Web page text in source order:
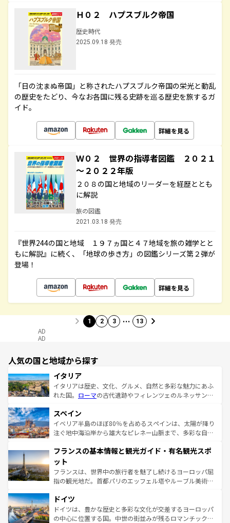
Ｈ０２ ハプスブルク帝国
歴史時代
2025.09.18 発売
「日の沈まぬ帝国」と称されたハプスブルク帝国の栄光と動乱
の歴史をたどり、今なお各国に残る史跡を巡る歴史を旅するガ
イド。
詳細を見る
Ｗ０２ 世界の指導者図鑑 ２０２１
～２０２２年版
２０８の国と地域のリーダーを経歴ととも
に解説
旅の図鑑
2021.03.18 発売
『世界244の国と地域 １９７ヵ国と４７地域を旅の雑学とと
もに解説』に続く、「地球の歩き方」の図鑑シリーズ第２弾が
登場！
詳細を見る
1 2 3 … 13
AD
AD
人気の国と地域から探す
イタリア
イタリアは歴史、文化、グルメ、自然と多彩な魅力にあふ
れた国。 ローマの古代遺跡やフィレンツェのルネッサンス
ろん、トスカーナの美しい田園風景やアマルフィ海岸の絶
景など、自然景観も見逃せない。観光の合間には、本場の
ピザやパスタなど、絶品のイタリア料理を堪能することも
ませてくれるイタリアで、忘れられない旅をしてみよう！
なお、新着のイタリア情報は
しい。
スペイン
イベリア半島のほぼ80％を占めるスペインは、太陽が降り
注ぐ地中海沿岸から雄大なピレネー山脈まで、多彩な自然
文化が根付くこの国では、情熱的なフラメンコ、熱気あふ
れる闘牛、そして美味しいタパスが生活の一部となってい
る。首都マドリードの洗練された雰囲気や、バルセロナの
アートに溢れた街角から、地方では古代ローマ遺跡や中世
せる。地方によって風土や気候が異なるスペインはその個
性で訪れる人を魅了する。 なお、新着のスペイン情報は コ
ンテンツ一覧を参照してほしい。
フランスの基本情報と観光ガイド・有名観光スポ
ット
フランスは、世界中の旅行者を魅了し続けるヨーロッパ屈
指の観光地だ。首都パリのエッフェル塔やルーブル美術館
で、幅広い魅力が詰まっている。華麗な宮殿、歴史的な大
聖堂、美しいビーチ、そして豊かな自然が、訪れる者を心
から魅了する。また、フランスは美食の国としても知ら
ドイツ
ドイツは、豊かな歴史と多彩な文化が交差するヨーロッパ
の中心に位置する国。中世の街並みが残るロマンチック街